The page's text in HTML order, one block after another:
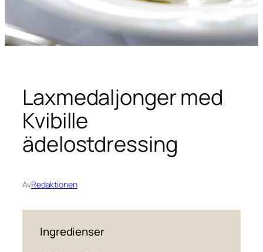
Laxmedaljonger med
Kvibille
ädelostdressing
AvRedaktionen
Ingredienser